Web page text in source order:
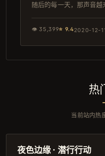
随后的每一天，那声音越
👁 35,399⭐ 9.42020-12-
热
当前站内热
4K
夜色边缘 · 潜行行动